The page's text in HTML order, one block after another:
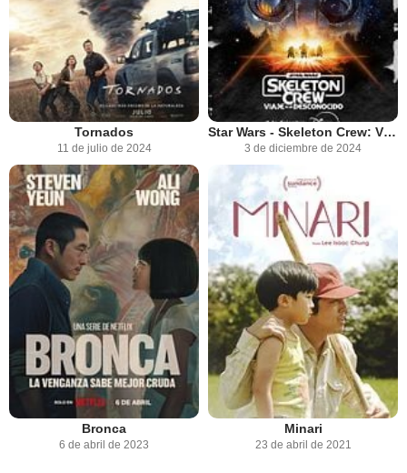
Tornados
11 de julio de 2024
Star Wars - Skeleton Crew: Viaje a lo desconocido
3 de diciembre de 2024
Bronca
6 de abril de 2023
Minari
23 de abril de 2021